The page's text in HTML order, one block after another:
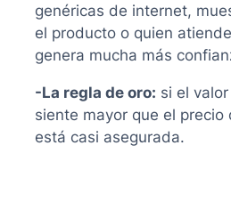
genéricas de internet,
el producto o quien
genera mucha más
-La regla de oro: si el
siente mayor que el precio
está casi asegurada.